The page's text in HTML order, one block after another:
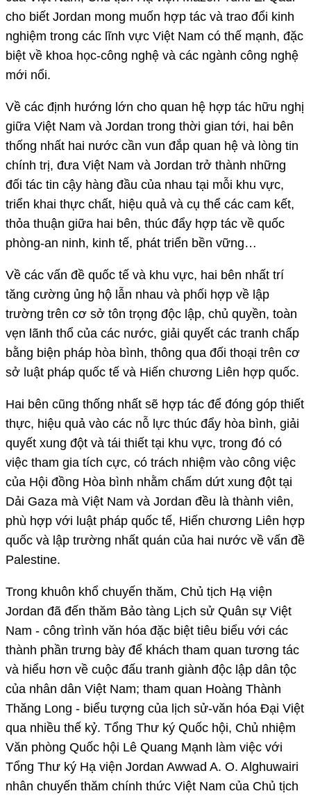
cho biết Jordan mong muốn hợp tác và trao đổi kinh
nghiệm trong các lĩnh vực Việt Nam có thế mạnh, đặc
biệt về khoa học-công nghệ và các ngành công nghệ
mới nổi.
Về các định hướng lớn cho quan hệ hợp tác hữu nghị
giữa Việt Nam và Jordan trong thời gian tới, hai bên
thống nhất hai nước cần vun đắp quan hệ và lòng tin
chính trị, đưa Việt Nam và Jordan trở thành những
đối tác tin cậy hàng đầu của nhau tại mỗi khu vực,
triển khai thực chất, hiệu quả và cụ thể các cam kết,
thỏa thuận giữa hai bên, thúc đẩy hợp tác về quốc
phòng-an ninh, kinh tế, phát triển bền vững…
Về các vấn đề quốc tế và khu vực, hai bên nhất trí
tăng cường ủng hộ lẫn nhau và phối hợp về lập
trường trên cơ sở tôn trọng độc lập, chủ quyền, toàn
vẹn lãnh thổ của các nước, giải quyết các tranh chấp
bằng biện pháp hòa bình, thông qua đối thoại trên cơ
sở luật pháp quốc tế và Hiến chương Liên hợp quốc.
Hai bên cũng thống nhất sẽ hợp tác để đóng góp thiết
thực, hiệu quả vào các nỗ lực thúc đẩy hòa bình, giải
quyết xung đột và tái thiết tại khu vực, trong đó có
việc tham gia tích cực, có trách nhiệm vào công việc
của Hội đồng Hòa bình nhằm chấm dứt xung đột tại
Dải Gaza mà Việt Nam và Jordan đều là thành viên,
phù hợp với luật pháp quốc tế, Hiến chương Liên hợp
quốc và lập trường nhất quán của hai nước về vấn đề
Palestine.
Trong khuôn khổ chuyến thăm, Chủ tịch Hạ viện
Jordan đã đến thăm Bảo tàng Lịch sử Quân sự Việt
Nam - công trình văn hóa đặc biệt tiêu biểu với các
thành phần trưng bày để khách tham quan tương tác
và hiểu hơn về cuộc đấu tranh giành độc lập dân tộc
của nhân dân Việt Nam; tham quan Hoàng Thành
Thăng Long - biểu tượng của lịch sử-văn hóa Đại Việt
qua nhiều thế kỷ. Tổng Thư ký Quốc hội, Chủ nhiệm
Văn phòng Quốc hội Lê Quang Mạnh làm việc với
Tổng Thư ký Hạ viện Jordan Awwad A. O. Alghuwairi
nhân chuyến thăm chính thức Việt Nam của Chủ tịch